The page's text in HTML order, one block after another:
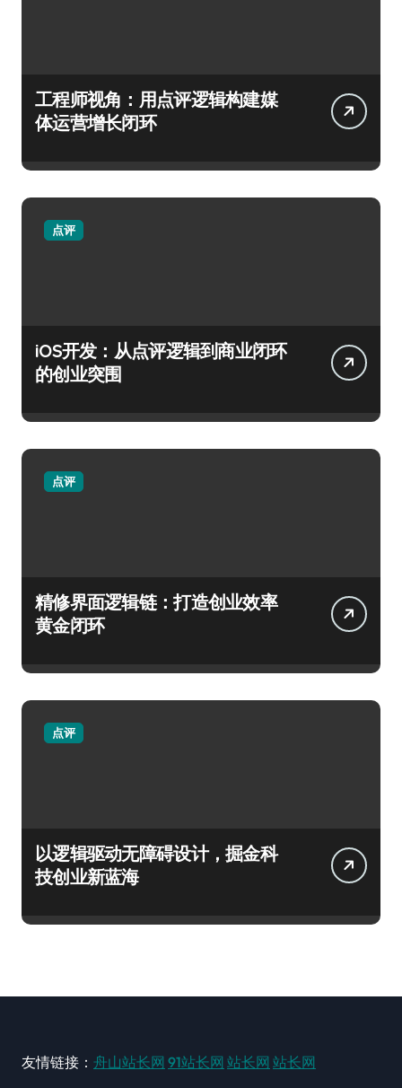
工程师视角：用点评逻辑构建媒
体运营增长闭环
点评
iOS开发：从点评逻辑到商业闭环
的创业突围
点评
精修界面逻辑链：打造创业效率
黄金闭环
点评
以逻辑驱动无障碍设计，掘金科
技创业新蓝海
友情链接： 舟山站长网 91站长网 站长网 站长网